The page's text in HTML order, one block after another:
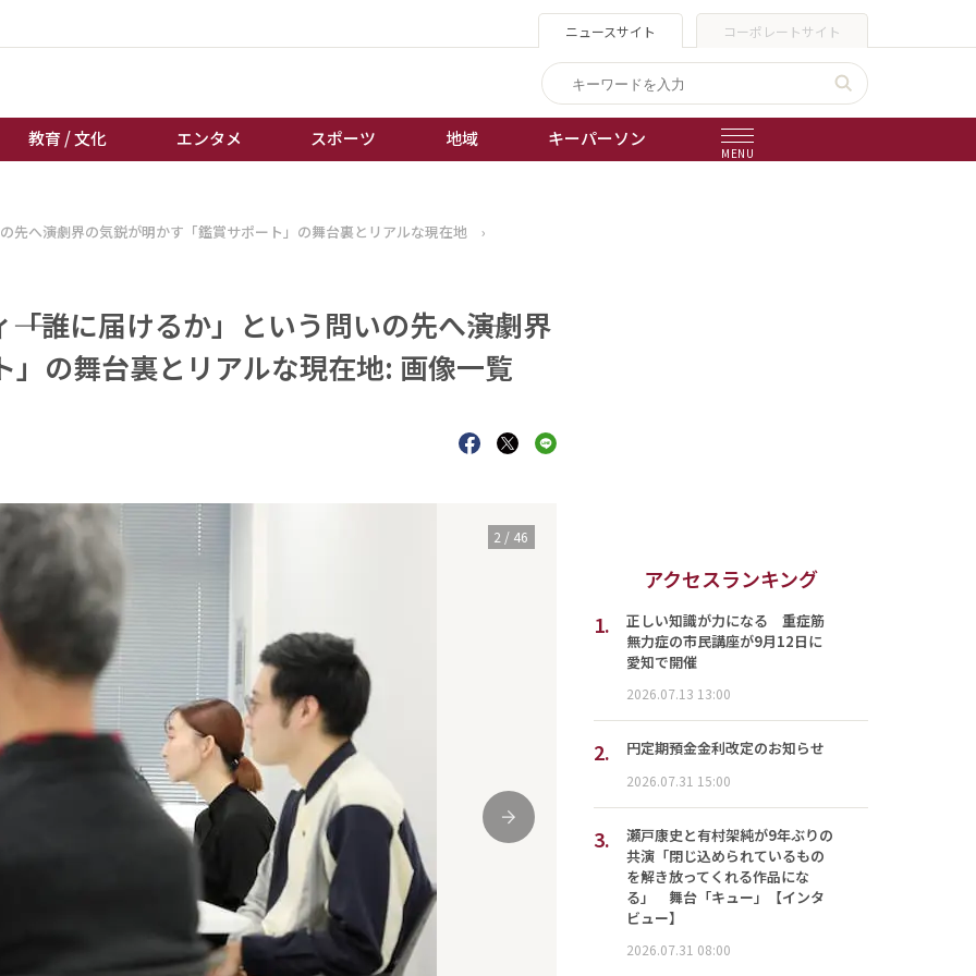
ニュースサイト コーポレートサイト
教育 / 文化 エンタメ スポーツ 地域 キーパーソン
MENU
エンタメ
スポーツ
競輪
ボートレース
先へ――演劇界の気鋭が明かす「鑑賞サポート」の舞台裏とリアルな現在地 ›
「誰に届けるか」という問いの先へ――演劇界
の舞台裏とリアルな現在地: 画像一覧
次
2 / 46
アクセスランキング
1.
正しい知識が力になる 重症筋
無力症の市民講座が9月12日に
愛知で開催
2026.07.13 13:00
2. 円定期預金金利改定のお知らせ
2026.07.31 15:00
3.
瀬戸康史と有村架純が9年ぶりの
共演「閉じ込められているもの
を解き放ってくれる作品にな
る」 舞台「キュー」【インタ
ビュー】
2026.07.31 08:00